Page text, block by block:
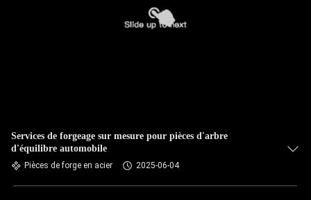
Services de forgeage sur mesure pour pièces d'arbre
d'équilibre automobile
Pièces de forge en acier 2025-06-04